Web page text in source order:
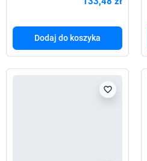
Dodaj do koszyka
favorite_border